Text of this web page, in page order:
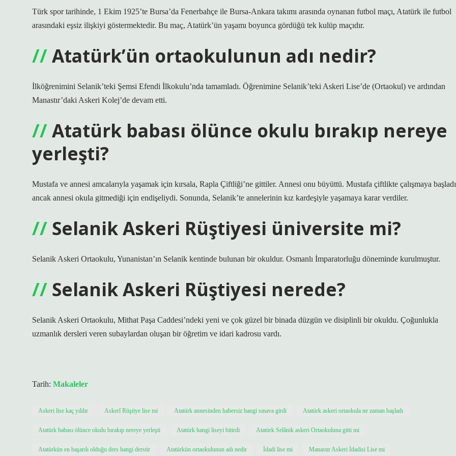
Türk spor tarihinde, 1 Ekim 1925’te Bursa’da Fenerbahçe ile Bursa-Ankara takımı arasında oynanan futbol maçı, Atatürk ile futbol
arasındaki eşsiz ilişkiyi göstermektedir. Bu maç, Atatürk’ün yaşamı boyunca gördüğü tek kulüp maçıdır.
Atatürk’ün ortaokulunun adı nedir?
İlköğrenimini Selanik’teki Şemsi Efendi İlkokulu’nda tamamladı. Öğrenimine Selanik’teki Askeri Lise’de (Ortaokul) ve ardından
Manastır’daki Askeri Kolej’de devam etti.
Atatürk babası ölünce okulu bırakıp nereye
yerleşti?
Mustafa ve annesi amcalarıyla yaşamak için kırsala, Rapla Çiftliği’ne gittiler. Annesi onu büyüttü. Mustafa çiftlikte çalışmaya
ancak annesi okula gitmediği için endişeliydi. Sonunda, Selanik’te annelerinin kız kardeşiyle yaşamaya karar verdiler.
Selanik Askeri Rüştiyesi üniversite mi?
Selanik Askeri Ortaokulu, Yunanistan’ın Selanik kentinde bulunan bir okuldur. Osmanlı İmparatorluğu döneminde kurulmuştur.
Selanik Askeri Rüştiyesi nerede?
Selanik Askeri Ortaokulu, Mithat Paşa Caddesi’ndeki yeni ve çok güzel bir binada düzgün ve disiplinli bir okuldu. Çoğunlukla
uzmanlık dersleri veren subaylardan oluşan bir öğretim ve idari kadrosu vardı.
Tarih: Makaleler
Askeri lise kaç yıldır Askerî Rüştiye lise mi Atatürk annesinden habersiz hangi sınava girdi Atatürk askeri ortaokula ne zaman başladı
Atatürk babası ölünce okulu bırakıp nereye yerleşti Atatürk hangi liseyi bitirdi Atatürk Selânik askeri Ortaokuluna gitti mi
Atatürkün en başarılı olduğu ders hangi derstir Atatürkün ortaokulunun adı nedir İdadi lise mi Manastır Askeri İdadisi Lise mi